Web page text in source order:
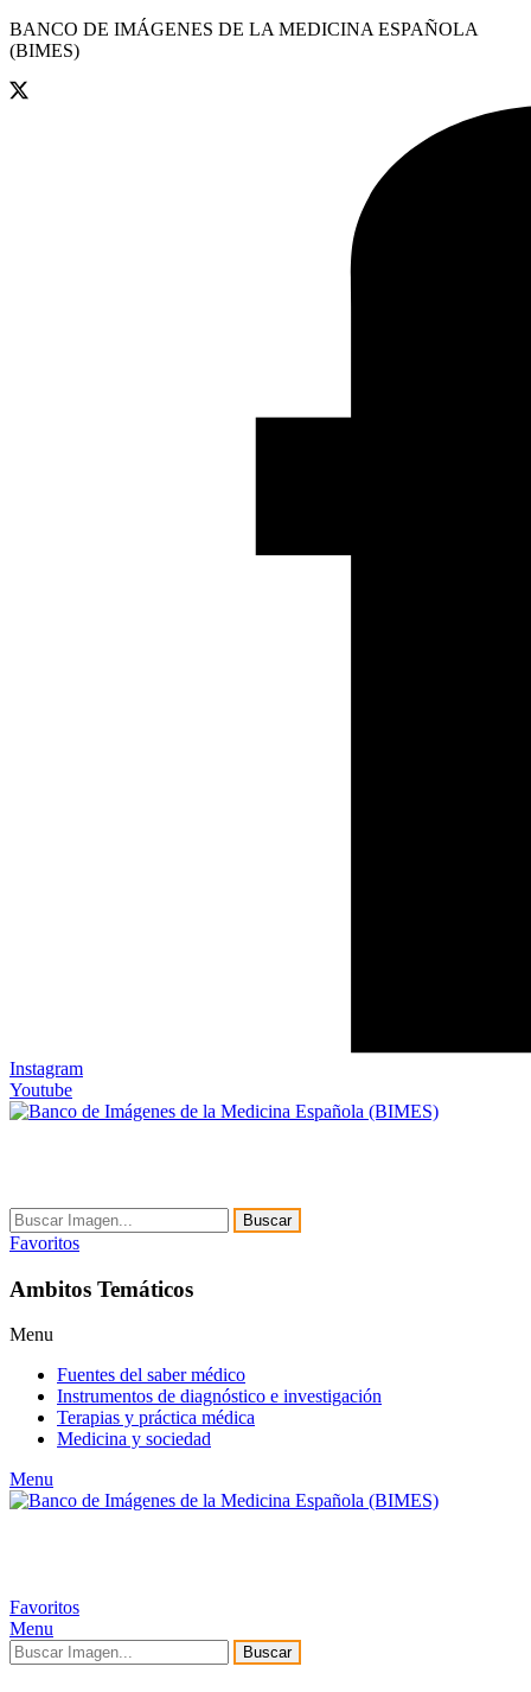
BANCO DE IMÁGENES DE LA MEDICINA ESPAÑOLA
(BIMES)
Instagram
Youtube
Buscar
Favoritos
Ambitos Temáticos
Menu
Fuentes del saber médico
Instrumentos de diagnóstico e investigación
Terapias y práctica médica
Medicina y sociedad
Menu
Favoritos
Menu
Buscar